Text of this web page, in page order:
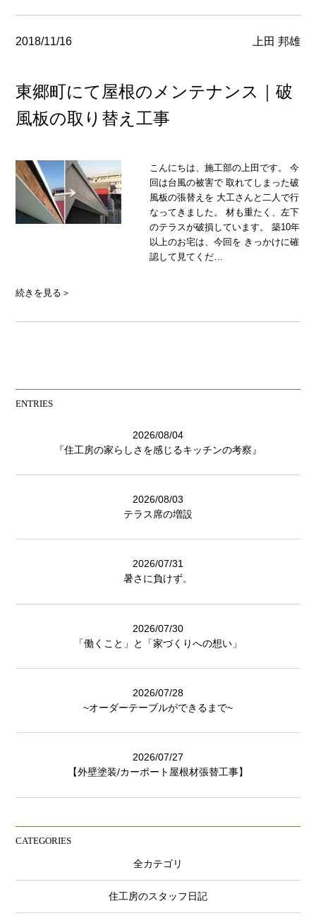
2018/11/16 上田 邦雄
東郷町にて屋根のメンテナンス｜破
風板の取り替え工事
こんにちは、施工部の上田です。 今
回は台風の被害で 取れてしまった破
風板の張替えを 大工さんと二人で行
なってきました。 材も重たく、左下
のテラスが破損しています。 築10年
以上のお宅は、今回を きっかけに確
認して見てくだ…
続きを見る＞
ENTRIES
2026/08/04
『住工房の家らしさを感じるキッチンの考察』
2026/08/03
テラス席の増設
2026/07/31
暑さに負けず。
2026/07/30
「働くこと」と「家づくりへの想い」
2026/07/28
~オーダーテーブルができるまで~
2026/07/27
【外壁塗装/カーポート屋根材張替工事】
CATEGORIES
全カテゴリ
住工房のスタッフ日記